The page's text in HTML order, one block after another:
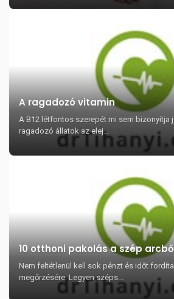
A ragadozó vitamin
A B12 létfontos szerepét mi sem bizonyítja
ragadozó állatok az elej...
10 otthoni pakolás a szép
Nem feltétlenül kell sok pénzt és időt
megőrzésére. Legyen széps...